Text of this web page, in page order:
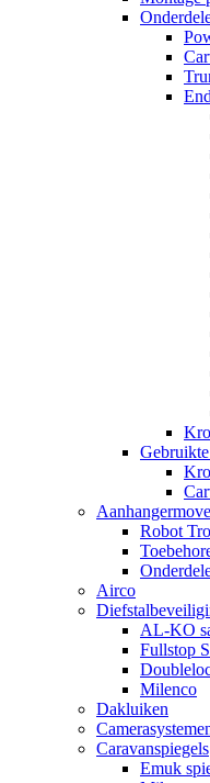
Robot
Airco
AL-KO
Fullstop
Milenco
Dakluiken
Caravanspiegels
Emuk